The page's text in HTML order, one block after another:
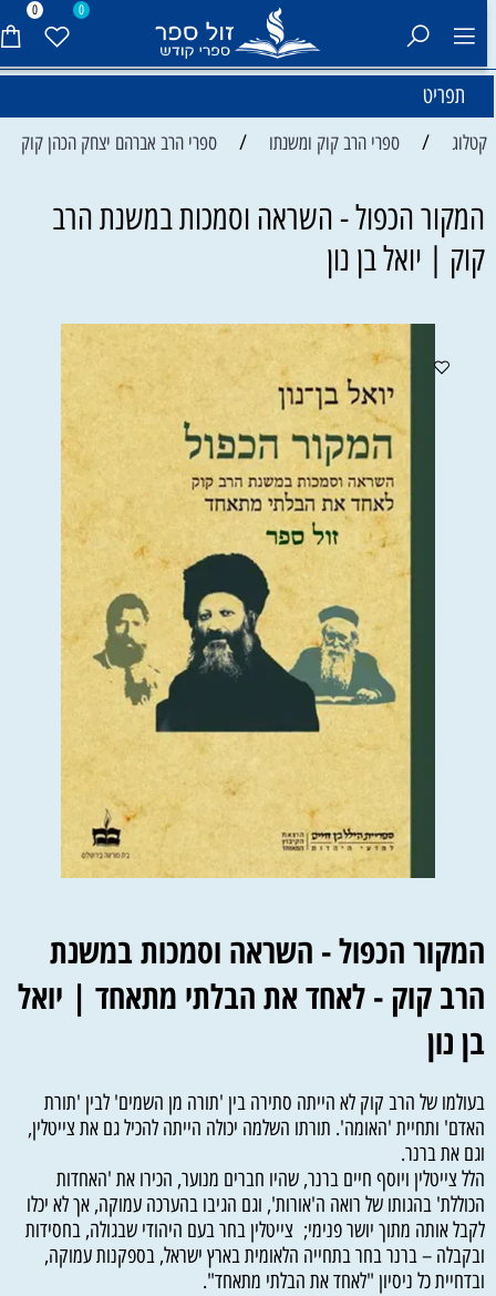
0 0
תפריט
קטלוג / ספרי הרב קוק ומשנתו / ספרי הרב אברהם יצחק הכהן קוק
המקור הכפול - השראה וסמכות במשנת הרב
קוק | יואל בן נון
המקור הכפול - השראה וסמכות במשנת
הרב קוק - לאחד את הבלתי מתאחד | יואל
בן נון
בעולמו של הרב קוק לא הייתה סתירה בין 'תורה מן השמים' לבין 'תורת
האדם' ותחיית 'האומה'. תורתו השלמה יכולה הייתה להכיל גם את צייטלין,
וגם את ברנר.
הלל צייטלין ויוסף חיים ברנר, שהיו חברים מנוער, הכירו את 'האחדות
הכוללת' בהגותו של רואה ה'אורות', וגם הגיבו בהערכה עמוקה, אך לא יכלו
לקבל אותה מתוך יושר פנימי; צייטלין בחר בעם היהודי שבגולה, בחסידות
ובקבלה – ברנר בחר בתחייה הלאומית בארץ ישראל, בספקנות עמוקה,
ובדחיית כל ניסיון "לאחד את הבלתי מתאחד".